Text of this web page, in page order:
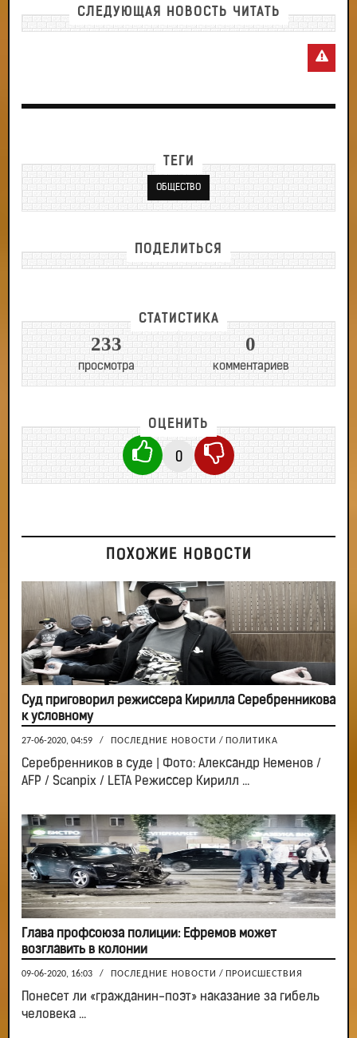
СЛЕДУЮЩАЯ НОВОСТЬ ЧИТАТЬ
ТЕГИ
ОБЩЕСТВО
ПОДЕЛИТЬСЯ
СТАТИСТИКА
233
просмотра
0
комментариев
ОЦЕНИТЬ
0
ПОХОЖИЕ НОВОСТИ
Суд приговорил режиссера Кирилла Серебренникова
к условному
27-06-2020, 04:59 / ПОСЛЕДНИЕ НОВОСТИ / ПОЛИТИКА
Серебренников в суде | Фото: Александр Неменов /
AFP / Scanpix / LETA Режиссер Кирилл ...
Глава профсоюза полиции: Ефремов может
возглавить в колонии
09-06-2020, 16:03 / ПОСЛЕДНИЕ НОВОСТИ / ПРОИСШЕСТВИЯ
Понесет ли «гражданин-поэт» наказание за гибель
человека ...